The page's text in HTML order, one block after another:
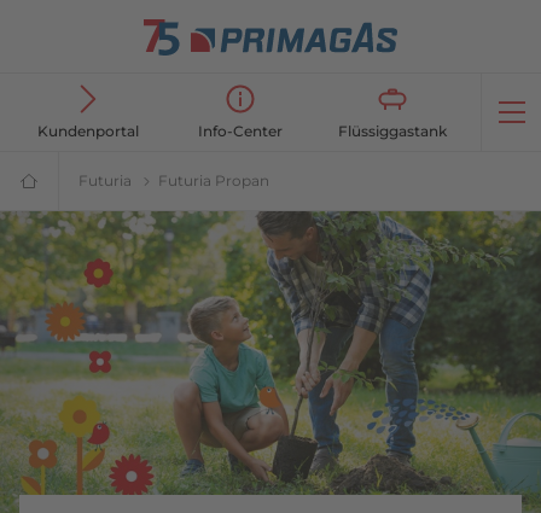
Kundenportal Info-Center Flüssiggastank
Flüssiggasanbieter
PRIMAGAS®
Futuria Futuria | nachhaltige Energie | PRIMAGAS®
Futuria Propan